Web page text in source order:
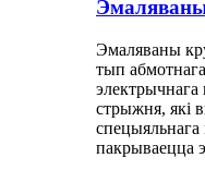
Эмаляваны
тып
электрычнага
стрыжня, ​​які
спецыяльнага
пакрываецца